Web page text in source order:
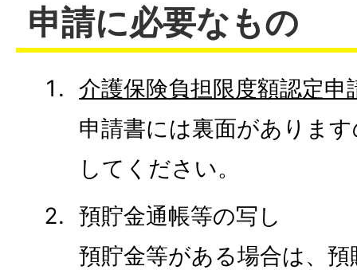
申請に必要なもの
介護保険負担限度額認定申
申請書には裏面がありま
してください。
預貯金通帳等の写し
預貯金等がある場合は、